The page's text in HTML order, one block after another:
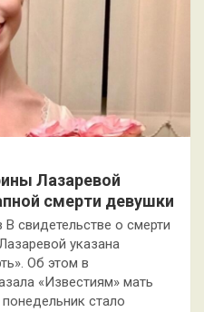
Лазаревой
смерти девушки
свидетельстве о смерти
указана
Об этом в
«Известиям» мать
стало